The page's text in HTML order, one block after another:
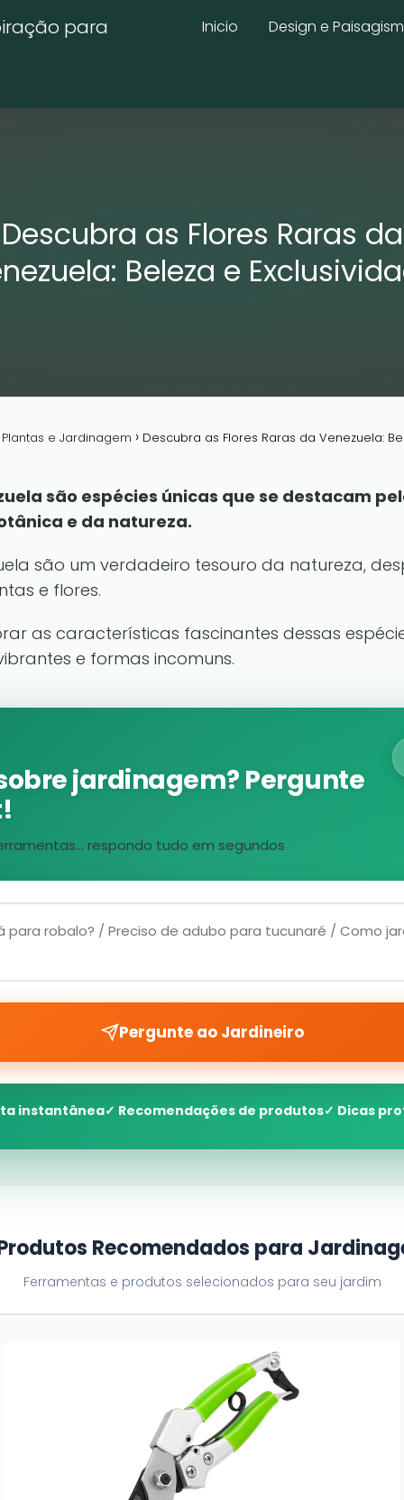
para Inicio Design e
Descubra as Flores Raras da
Beleza e
e Jardinagem Descubra as Flores Raras da Venezuela:
são espécies únicas que se destacam
e da natureza.
são um verdadeiro tesouro da natureza,
e flores.
as características fascinantes dessas
e formas incomuns.
jardinagem? Pergunte
respondo tudo em segundos
Pergunte ao Jardineiro
instantânea✓ Recomendações de produtos✓ Dicas
Recomendados para
Ferramentas e produtos selecionados para seu jardim